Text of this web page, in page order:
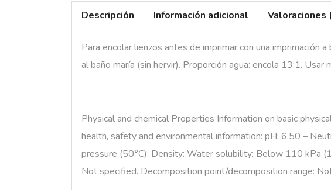
Descripción Información adicional Valoraciones
Para encolar lienzos antes de imprimar con una imprimación
al baño maría (sin hervir). Proporción agua: encola 13:1.
Physical and chemical Properties Information on basic
health, safety and environmental information: pH: 6.50 –
pressure (50°C): Density: Water solubility: Below 110 kPa
Not specified. Decomposition point/decomposition range: